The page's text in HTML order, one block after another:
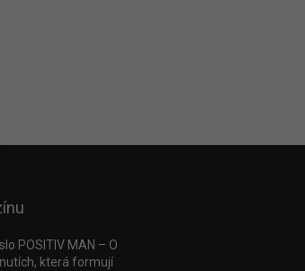
POSITIV MAN – O
která formují